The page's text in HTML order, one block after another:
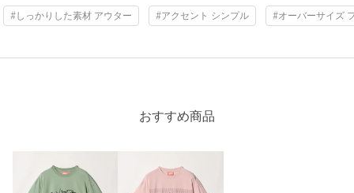
#しっかりした素材 アウター #アクセント シンプル #オーバーサイズ
おすすめ商品